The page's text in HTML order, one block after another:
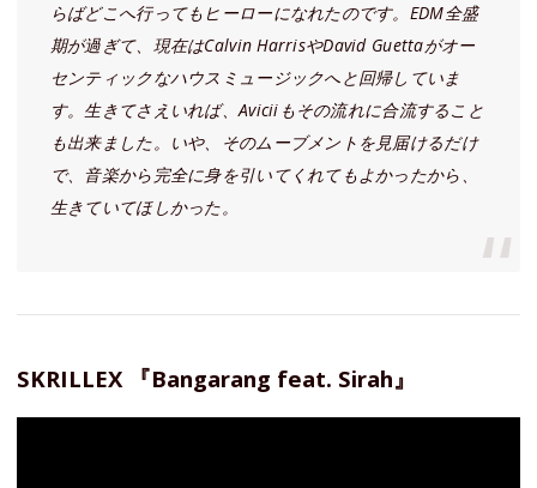
らばどこへ行ってもヒーローになれたのです。EDM全盛
期が過ぎて、現在はCalvin HarrisやDavid Guettaがオー
センティックなハウスミュージックへと回帰していま
す。生きてさえいれば、Aviciiもその流れに合流すること
も出来ました。いや、そのムーブメントを見届けるだけ
で、音楽から完全に身を引いてくれてもよかったから、
生きていてほしかった。
SKRILLEX 『Bangarang feat. Sirah』